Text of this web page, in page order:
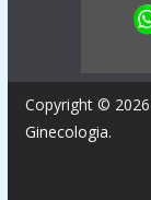
Copyright © 2026
Ginecologia.